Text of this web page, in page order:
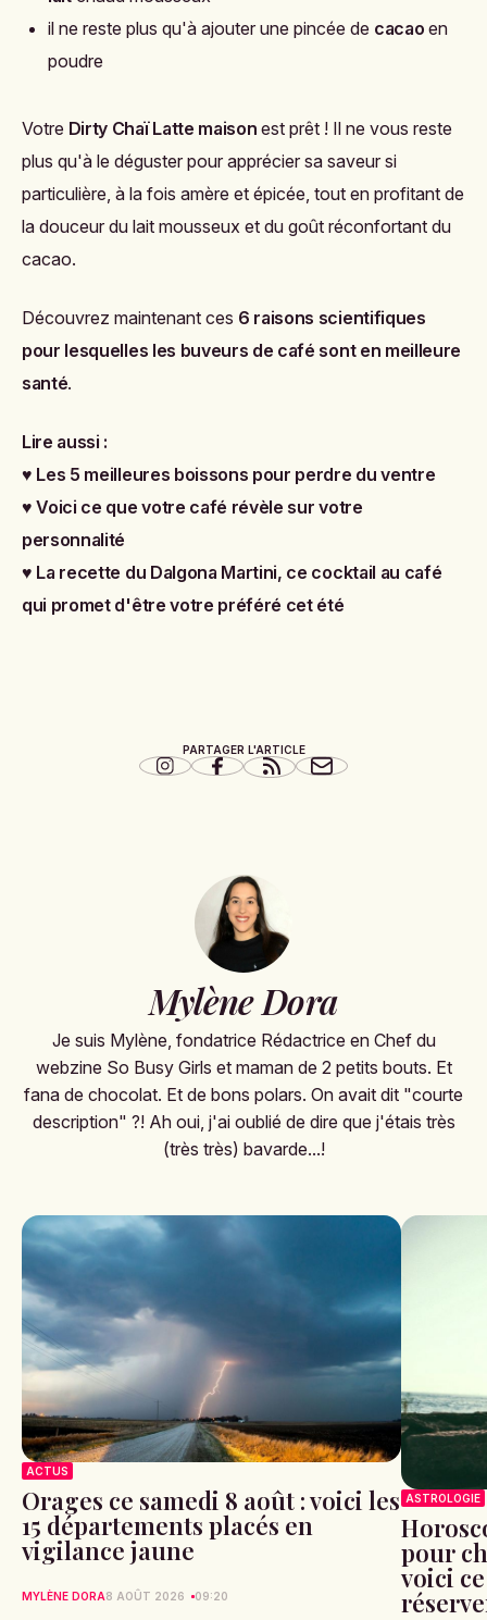
il ne reste plus qu'à ajouter une pincée de cacao en
poudre
Votre Dirty Chaï Latte maison est prêt ! Il ne vous reste
plus qu'à le déguster pour apprécier sa saveur si
particulière, à la fois amère et épicée, tout en profitant de
la douceur du lait mousseux et du goût réconfortant du
cacao.
Découvrez maintenant ces 6 raisons scientifiques
pour lesquelles les buveurs de café sont en meilleure
santé.
Lire aussi :
♥ Les 5 meilleures boissons pour perdre du ventre
♥Voici ce que votre café révèle sur votre
personnalité
♥ La recette du Dalgona Martini, ce cocktail au café
qui promet d'être votre préféré cet été
PARTAGER L'ARTICLE
Mylène Dora
Je suis Mylène, fondatrice Rédactrice en Chef du
webzine So Busy Girls et maman de 2 petits bouts. Et
fana de chocolat. Et de bons polars. On avait dit "courte
description" ?! Ah oui, j'ai oublié de dire que j'étais très
(très très) bavarde...!
ACTUS
Orages ce samedi 8 août : voici les
15 départements placés en
vigilance jaune
MYLÈNE DORA8 AOÛT 2026 09:20
ASTROLOGIE
pour
voici